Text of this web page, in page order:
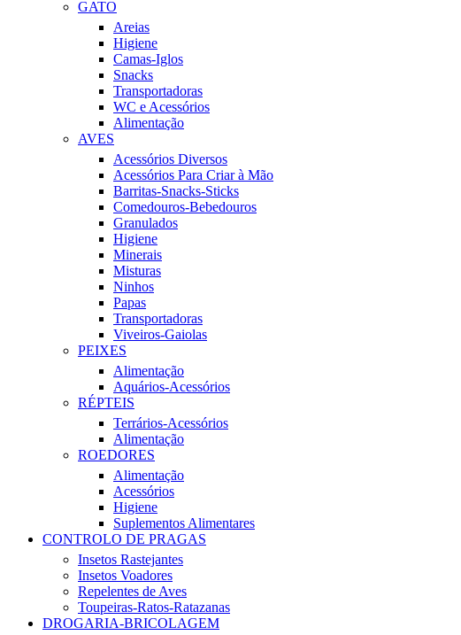
GATO
Areias
Higiene
Camas-Iglos
Snacks
Transportadoras
WC e Acessórios
Alimentação
AVES
Acessórios Diversos
Acessórios Para Criar à Mão
Barritas-Snacks-Sticks
Comedouros-Bebedouros
Granulados
Higiene
Minerais
Misturas
Ninhos
Papas
Transportadoras
Viveiros-Gaiolas
PEIXES
Alimentação
Aquários-Acessórios
RÉPTEIS
Terrários-Acessórios
Alimentação
ROEDORES
Alimentação
Acessórios
Higiene
Suplementos Alimentares
CONTROLO DE PRAGAS
Insetos Rastejantes
Insetos Voadores
Repelentes de Aves
Toupeiras-Ratos-Ratazanas
DROGARIA-BRICOLAGEM